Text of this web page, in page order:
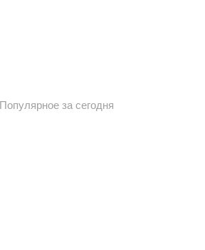
Популярное за сегодня